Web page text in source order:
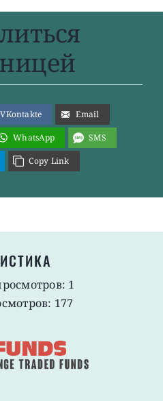
VKontakte
Email
WhatsApp
SMS
Copy Link
1
177